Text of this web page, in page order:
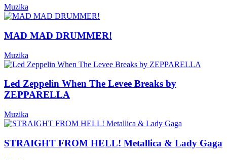
Muzika
MAD MAD DRUMMER!
Muzika
Led Zeppelin When The Levee Breaks by
ZEPPARELLA
Muzika
STRAIGHT FROM HELL! Metallica & Lady Gaga